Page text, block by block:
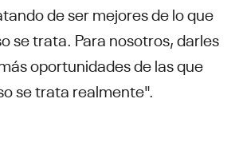
de ser mejores de lo que
se trata. Para nosotros, darles
oportunidades de las que
se trata realmente".